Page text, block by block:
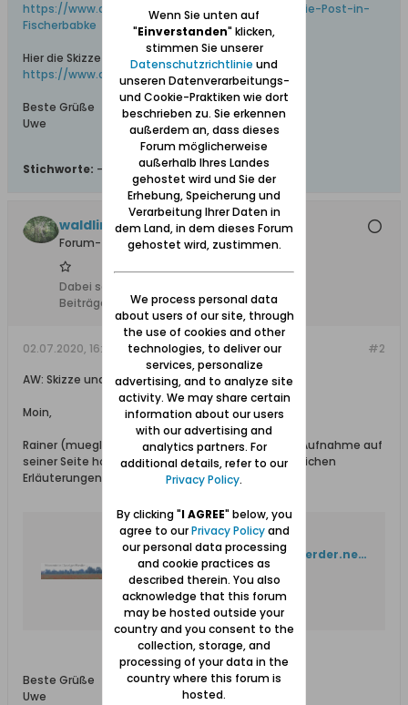
https://www.danzig.de/showthread.php?13453-Die-Post-in-
Fischerbabke
Hier die Skizze und Luftaufnahme:
https://www.danzig.de/album.php?albumid=507
Beste Grüße
Uwe
Stichworte: -
waldling +6.8.2023
Forum-Teilnehmer
Dabei seit:
Beiträge:
2320
#2
02.07.2020, 16:21
AW: Skizze und Luftaufnahme Fischerbabke
Moin,
Rainer (mueglo) war so freundlich, die Skizze und Aufnahme auf
seiner Seite hochzuladen, und mit einigen zusätzlichen
Erläuterungen zu versehen.
Fischerbabke
http://www.momente-im-werder.net/01_Offen/05_Orte/Fischerbabke/Fischerbabke-01.htm
Fischerbabke, Rybina
Beste Grüße
Uwe
Wenn Sie unten auf
"Einverstanden" klicken,
stimmen Sie unserer
Datenschutzrichtlinie und
unseren Datenverarbeitungs-
und Cookie-Praktiken wie dort
beschrieben zu. Sie erkennen
außerdem an, dass dieses
Forum möglicherweise
außerhalb Ihres Landes
gehostet wird und Sie der
Erhebung, Speicherung und
Verarbeitung Ihrer Daten in
dem Land, in dem dieses Forum
gehostet wird, zustimmen.
We process personal data
about users of our site, through
the use of cookies and other
technologies, to deliver our
services, personalize
advertising, and to analyze site
activity. We may share certain
information about our users
with our advertising and
analytics partners. For
additional details, refer to our
Privacy Policy.
By clicking "I AGREE" below, you
agree to ourPrivacy Policyand
our personal data processing
and cookie practices as
described therein. You also
acknowledge that this forum
may be hosted outside your
country and you consent to the
collection, storage, and
processing of your data in the
country where this forum is
hosted.